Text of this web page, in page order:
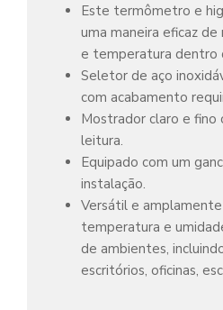
Este termômetro e
uma maneira eficaz
e temperatura dentro
Seletor de aço
com acabamento
Mostrador claro e fino
leitura.
Equipado com um
instalação.
Versátil e
temperatura e
de ambientes,
escritórios, oficinas,